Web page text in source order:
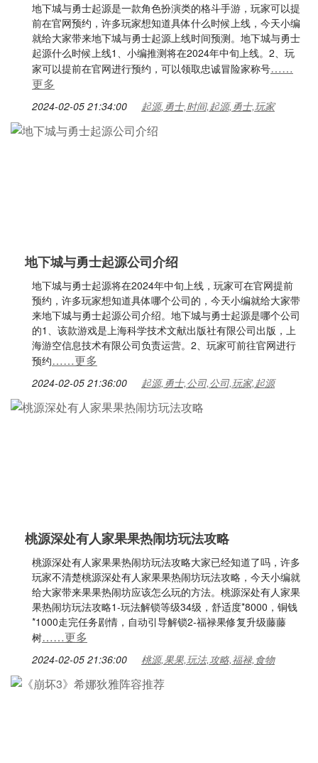
地下城与勇士起源是一款角色扮演类的格斗手游，玩家可以提
前在官网预约，许多玩家想知道具体什么时候上线，今天小编
就给大家带来地下城与勇士起源上线时间预测。地下城与勇士
起源什么时候上线1、小编推测将在2024年中旬上线。2、玩
家可以提前在官网进行预约，可以领取忠诚冒险家称号……
更多
2024-02-05 21:34:00 起源,勇士,时间,起源,勇士,玩家
地下城与勇士起源公司介绍
地下城与勇士起源将在2024年中旬上线，玩家可在官网提前
预约，许多玩家想知道具体哪个公司的，今天小编就给大家带
来地下城与勇士起源公司介绍。地下城与勇士起源是哪个公司
的1、该款游戏是上海科学技术文献出版社有限公司出版，上
海游空信息技术有限公司负责运营。2、玩家可前往官网进行
预约……更多
2024-02-05 21:36:00 起源,勇士,公司,公司,玩家,起源
桃源深处有人家果果热闹坊玩法攻略
桃源深处有人家果果热闹坊玩法攻略大家已经知道了吗，许多
玩家不清楚桃源深处有人家果果热闹坊玩法攻略，今天小编就
给大家带来果果热闹坊应该怎么玩的方法。桃源深处有人家果
果热闹坊玩法攻略1-玩法解锁等级34级，舒适度*8000，铜钱
*1000走完任务剧情，自动引导解锁2-福禄果修复升级藤藤
树……更多
2024-02-05 21:36:00 桃源,果果,玩法,攻略,福禄,食物